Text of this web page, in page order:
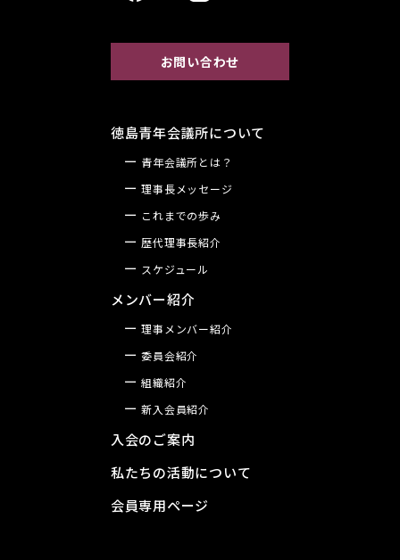
お問い合わせ
徳島青年会議所について
青年会議所とは？
理事長メッセージ
これまでの歩み
歴代理事長紹介
スケジュール
メンバー紹介
理事メンバー紹介
委員会紹介
組織紹介
新入会員紹介
入会のご案内
私たちの活動について
会員専用ページ